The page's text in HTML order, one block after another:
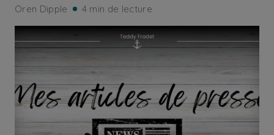
Oren Dipple 4 min de lecture